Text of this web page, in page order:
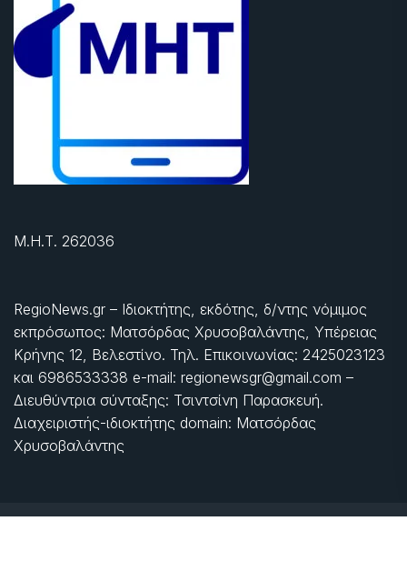
Μ.Η.Τ. 262036
RegioNews.gr – Ιδιοκτήτης, εκδότης, δ/ντης νόμιμος
εκπρόσωπος: Ματσόρδας Χρυσοβαλάντης, Υπέρειας
Κρήνης 12, Βελεστίνο. Τηλ. Επικοινωνίας: 2425023123
και 6986533338 e-mail: regionewsgr@gmail.com –
Διευθύντρια σύνταξης: Τσιντσίνη Παρασκευή.
Διαχειριστής-ιδιοκτήτης domain: Ματσόρδας
Χρυσοβαλάντης